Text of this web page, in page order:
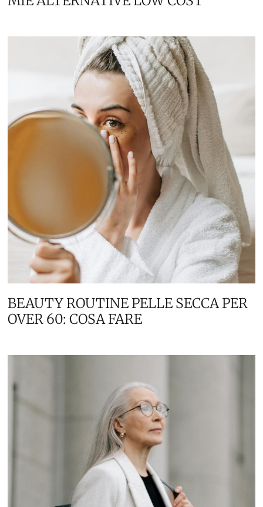
BEAUTY ROUTINE PELLE SECCA PER
OVER 60: COSA FARE